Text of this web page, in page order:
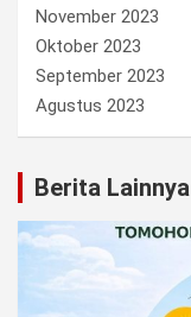
November 2023
Oktober 2023
September 2023
Agustus 2023
Berita Lainnya